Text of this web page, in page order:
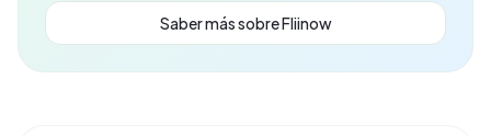
Saber más sobre Fliinow